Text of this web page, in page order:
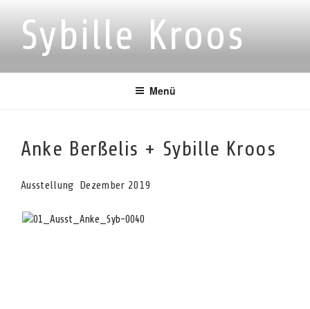
Inhalt
springenSybille Kroos
Menü
Anke Berßelis + Sybille Kroos
Ausstellung Dezember 2019